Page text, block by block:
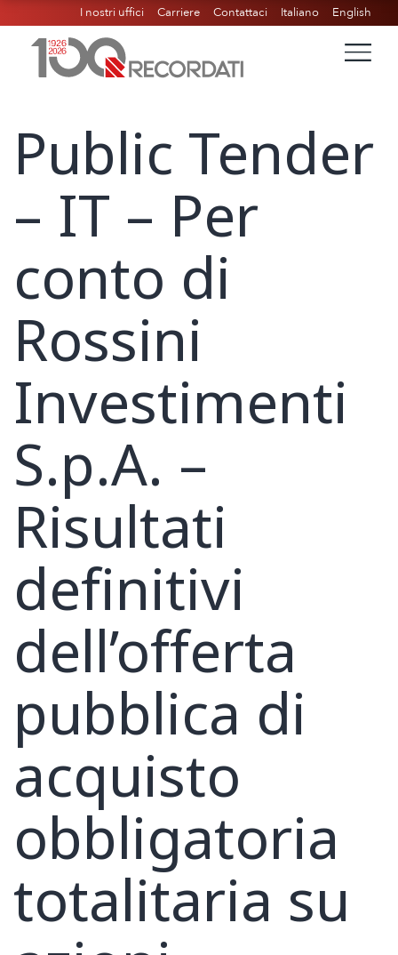
I nostri uffici Carriere Contattaci Italiano English
Public Tender
– IT – Per
conto di
Rossini
Investimenti
S.p.A. –
Risultati
definitivi
dell’offerta
pubblica di
acquisto
obbligatoria
totalitaria su